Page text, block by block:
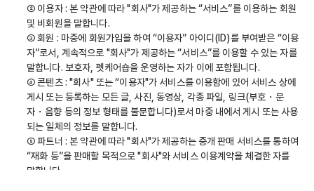
② 이용자 : 본 약관에 따라 "회사"가 제공하는 “서비스”를 이용하는 회원
및 비회원을 말합니다.
③ 회원 : 마중에 회원가입을 하여 “이용자” 아이디(ID)를 부여받은 “이용
자”로서, 계속적으로 "회사"가 제공하는 “서비스”를 이용할 수 있는 자를
말합니다. 보호자, 펫케어숍을 운영하는 자가 이에 포함됩니다.
④ 콘텐츠 : "회사" 또는 “이용자"가 서비스를 이용함에 있어 서비스 상에
게시 또는 등록하는 모든 글, 사진, 동영상, 각종 파일, 링크(부호・문
자・음향 등의 정보 형태를 불문합니다)로서 마중 내에서 게시 또는 사용
되는 일체의 정보를 말합니다.
⑤ 파트너 : 본 약관에 따라 "회사"가 제공하는 중개 판매 서비스를 통하여
“재화 등”을 판매할 목적으로 "회사"와 서비스 이용계약을 체결한 자를
말합니다.